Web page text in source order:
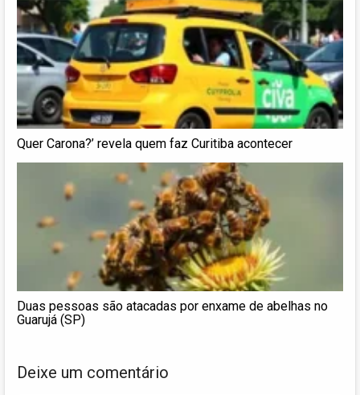
Quer Carona?’ revela quem faz Curitiba acontecer
Duas pessoas são atacadas por enxame de abelhas no
Guarujá (SP)
Deixe um comentário